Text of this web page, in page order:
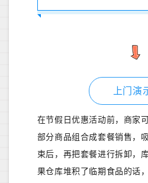
上门演
在节假日优惠活动前，商家
部分商品组合成套餐销售，
束后，再把套餐进行拆卸，
果仓库堆积了临期食品的话